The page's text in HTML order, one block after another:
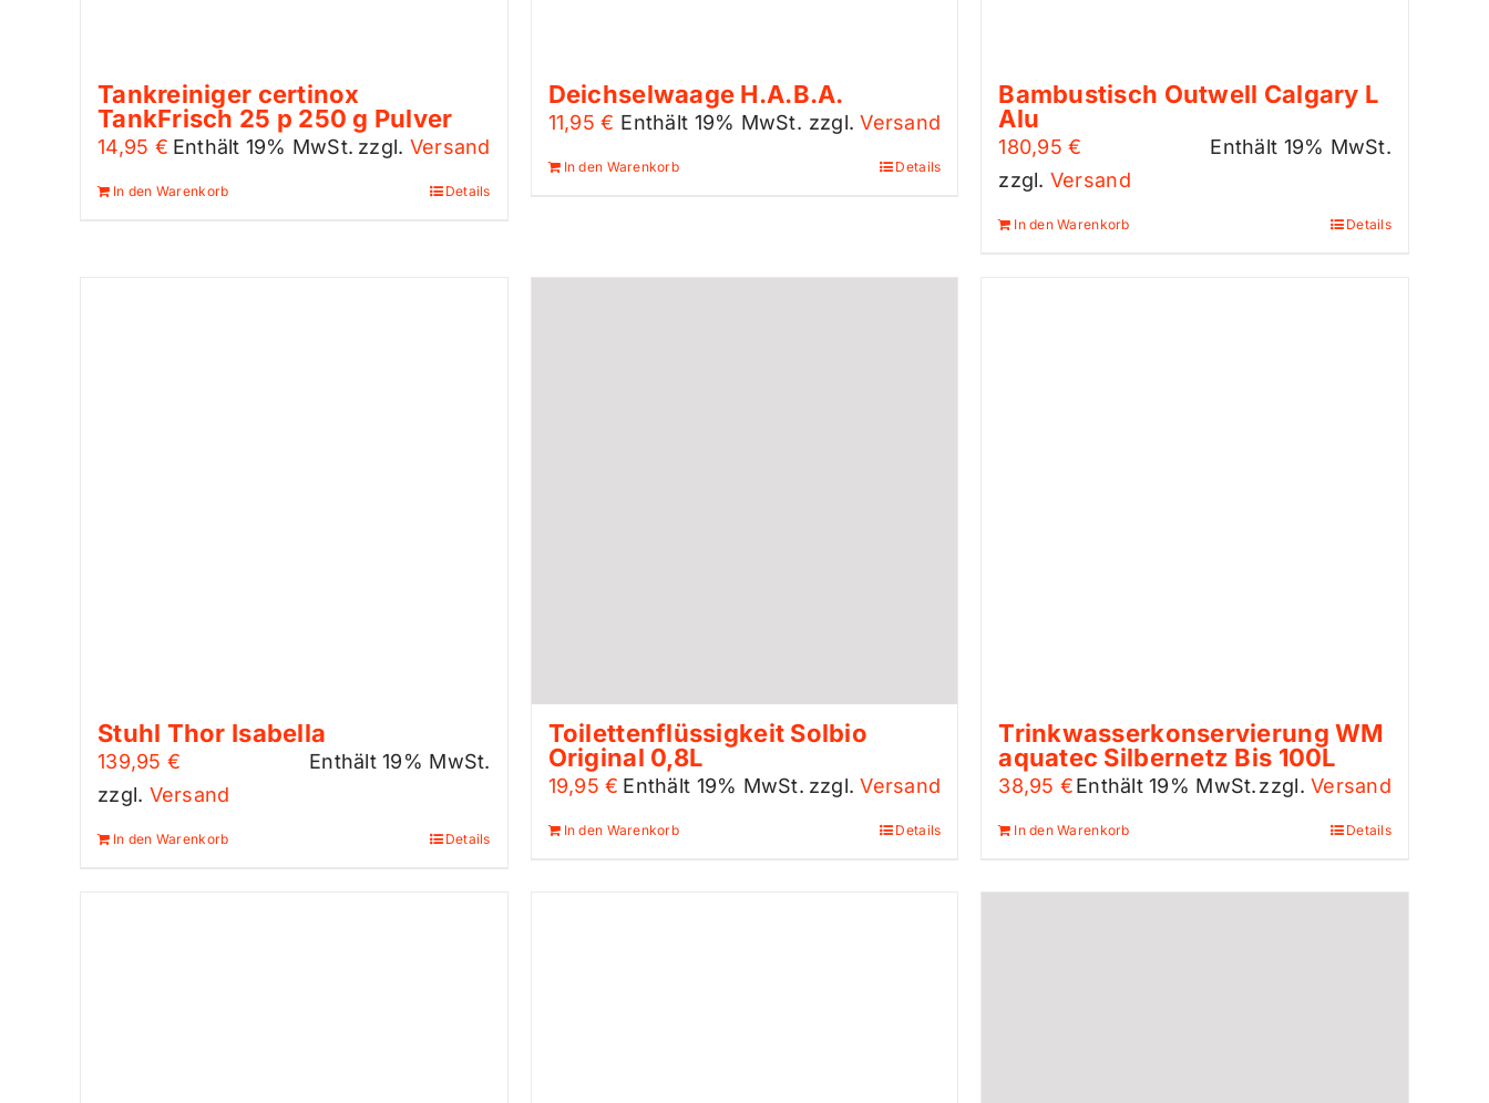
Tankreiniger certinox
TankFrisch 25 p 250 g Pulver
14,95 € Enthält 19% MwSt. zzgl. Versand
In den Warenkorb Details
Deichselwaage H.A.B.A.
11,95€ Enthält 19% MwSt. zzgl.Versand
In den Warenkorb Details
Bambustisch Outwell Calgary L
Alu
180,95€
Enthält 19% MwSt.
zzgl. Versand
In den Warenkorb Details
Stuhl Thor Isabella
139,95 €
Enthält 19% MwSt.
zzgl. Versand
In den Warenkorb Details
Toilettenflüssigkeit Solbio
Original 0,8L
19,95€ Enthält 19% MwSt. zzgl.Versand
In den Warenkorb Details
Trinkwasserkonservierung WM
aquatec Silbernetz Bis 100L
38,95 €Enthält 19% MwSt.zzgl.Versand
In den Warenkorb Details